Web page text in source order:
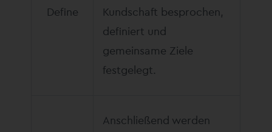
Define
Kundschaft besprochen,
definiert und
gemeinsame Ziele
festgelegt.
Anschließend werden